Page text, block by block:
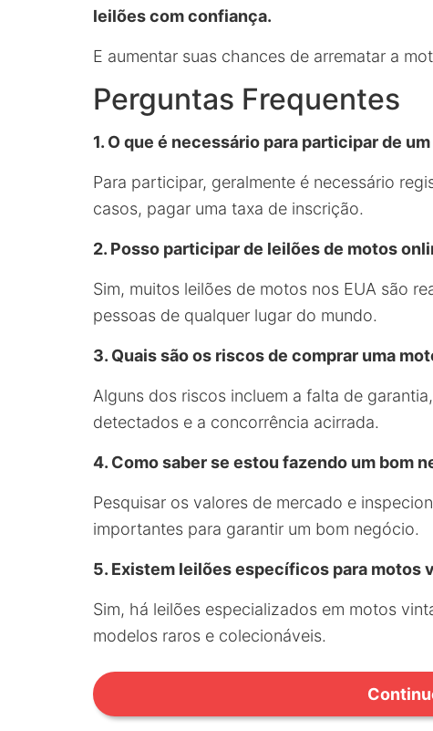
leilões com confiança.
E aumentar suas chances de arrematar a
Perguntas Frequentes
1. O que é necessário para participar de
Para participar, geralmente é necessário
casos, pagar uma taxa de inscrição.
2. Posso participar de leilões de motos
Sim, muitos leilões de motos nos EUA são
pessoas de qualquer lugar do mundo.
3. Quais são os riscos de comprar uma
Alguns dos riscos incluem a falta de
detectados e a concorrência acirrada.
4. Como saber se estou fazendo um bom
Pesquisar os valores de mercado e
importantes para garantir um bom negócio.
5. Existem leilões específicos para motos
Sim, há leilões especializados em motos
modelos raros e colecionáveis.